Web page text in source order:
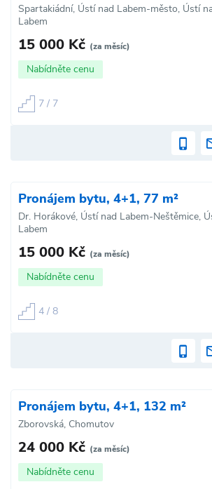
Spartakiádní, Ústí nad Labem-město, Ústí
Labem
15 000 Kč (za měsíc)
Nabídněte cenu
7 / 7
Pronájem bytu, 4+1, 77 m²
Dr. Horákové, Ústí nad Labem-Neštěmice,
Labem
15 000 Kč (za měsíc)
Nabídněte cenu
4 / 8
Pronájem bytu, 4+1, 132 m²
Zborovská, Chomutov
24 000 Kč (za měsíc)
Nabídněte cenu